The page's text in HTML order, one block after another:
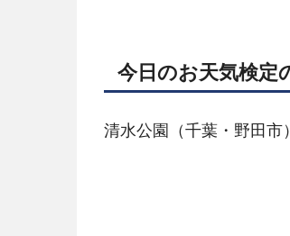
今日のお天気検定
清水公園（千葉・野田市）